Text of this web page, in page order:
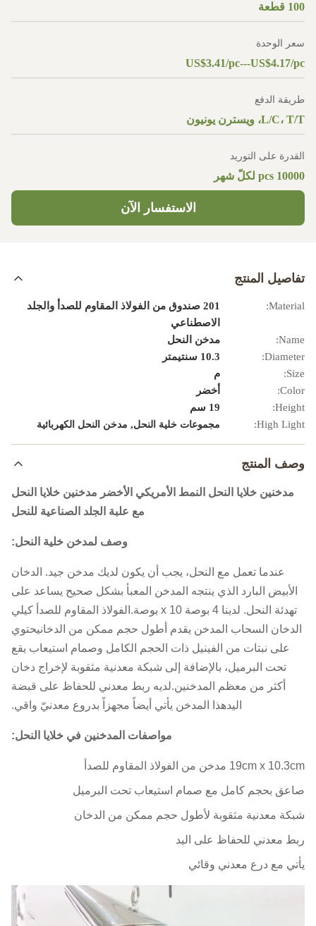
100 قطعة
سعر الوحدة
US$3.41/pc---US$4.17/pc
طريقة الدفع
L/C، T/T، ويسترن يونيون
القدرة على التوريد
10000 pcs لكلّ شهر
الاستفسار الآن
تفاصيل المنتج
Material:
201 صندوق من الفولاذ المقاوم للصدأ والجلد
الاصطناعي
Name:
مدخن النحل
Diameter:
10.3 سنتيمتر
Size:
م
Color:
أخضر
Height:
19 سم
High Light:
مجموعات خلية النحل, مدخن النحل الكهربائية
وصف المنتج
مدخنين خلايا النحل النمط الأمريكي الأخضر مدخنين خلايا النحل
مع علبة الجلد الصناعية للنحل
وصف لمدخن خلية النحل:
عندما تعمل مع النحل، يجب أن يكون لديك مدخن جيد. الدخان
الأبيض البارد الذي ينتجه المدخن المعبأ بشكل صحيح يساعد على
تهدئة النحل. لدينا 4 بوصة x 10 بوصة.الفولاذ المقاوم للصدأ كيلي
الدخان السحاب المدخن يقدم أطول حجم ممكن من الدخانيحتوي
على نبتات من الفينيل ذات الحجم الكامل وصمام استيعاب يقع
تحت البرميل، بالإضافة إلى شبكة معدنية مثقوبة لإخراج دخان
أكثر من معظم المدخنين.لديه ربط معدني للحفاظ على قبضة
اليدهذا المدخن يأتي أيضاً مجهزاً بدروع معدنيّ واقي.
مواصفات المدخنين في خلايا النحل:
19cm x 10.3cm مدخن من الفولاذ المقاوم للصدأ
صاعق بحجم كامل مع صمام استيعاب تحت البرميل
شبكة معدنية مثقوبة لأطول حجم ممكن من الدخان
ربط معدني للحفاظ على اليد
يأتي مع درع معدني وقائي